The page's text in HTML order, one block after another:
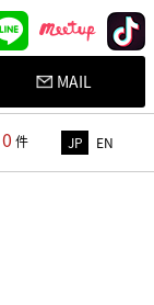
MAIL
0 件 JP EN